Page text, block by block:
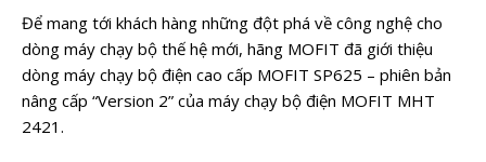
Để mang tới khách hàng những đột phá về công nghệ cho
dòng máy chạy bộ thế hệ mới, hãng MOFIT đã giới thiệu
dòng máy chạy bộ điện cao cấp MOFIT SP625 – phiên bản
nâng cấp “Version 2” của máy chạy bộ điện MOFIT MHT
2421.